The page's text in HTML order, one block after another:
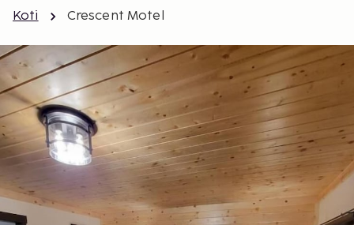
Koti Crescent Motel